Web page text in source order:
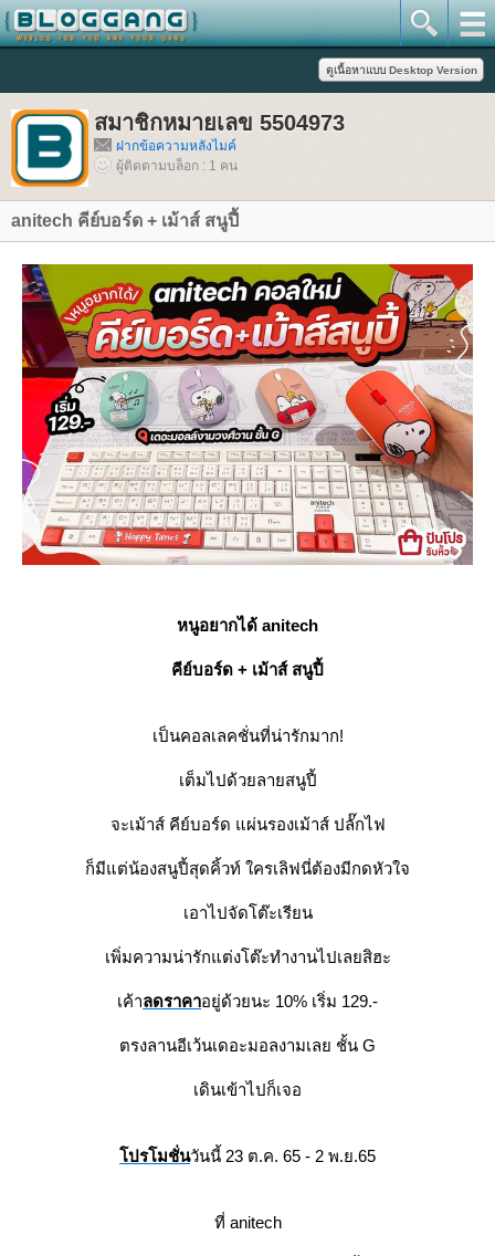
สมาชิกหมายเลข 5504973
ฝากข้อความหลังไมค์
ผู้ติดตามบล็อก : 1 คน
anitech คีย์บอร์ด + เม้าส์ สนูปี้
หนูอยากได้ anitech
คีย์บอร์ด + เม้าส์ สนูปี้
เป็นคอลเลคชั่นที่น่ารักมาก!
เต็มไปด้วยลายสนูปี้
จะเม้าส์ คีย์บอร์ด แผ่นรองเม้าส์ ปลั๊กไฟ
ก็มีแต่น้องสนูปี้สุดคิ้วท์ ใครเลิฟนี่ต้องมีกดหัวใจ
เอาไปจัดโต๊ะเรียน
เพิ่มความน่ารักแต่งโต๊ะทำงานไปเลยสิฮะ
เค้าลดราคาอยู่ด้วยนะ 10% เริ่ม 129.-
ตรงลานอีเว้นเดอะมอลงามเลย ชั้น G
เดินเข้าไปก็เจอ
ปรโมชั่นวันนี้ 23 ต.ค. 65 - 2 พ.ย.65
ที่ anitech